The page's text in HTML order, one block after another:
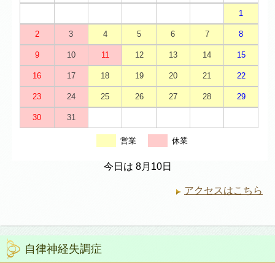
1
2 3 4 5 6 7 8
9 10 11 12 13 14 15
16 17 18 19 20 21 22
23 24 25 26 27 28 29
30 31
営業 休業
今日は 8月10日
アクセスはこちら
自律神経失調症